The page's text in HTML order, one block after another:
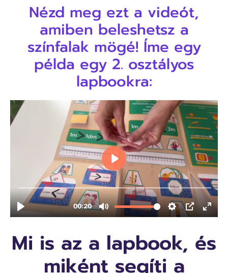
Nézd meg ezt a videót,
amiben beleshetsz a
színfalak mögé! Íme egy
példa egy 2. osztályos
lapbookra:
Mi is az a lapbook, és
miként segíti a